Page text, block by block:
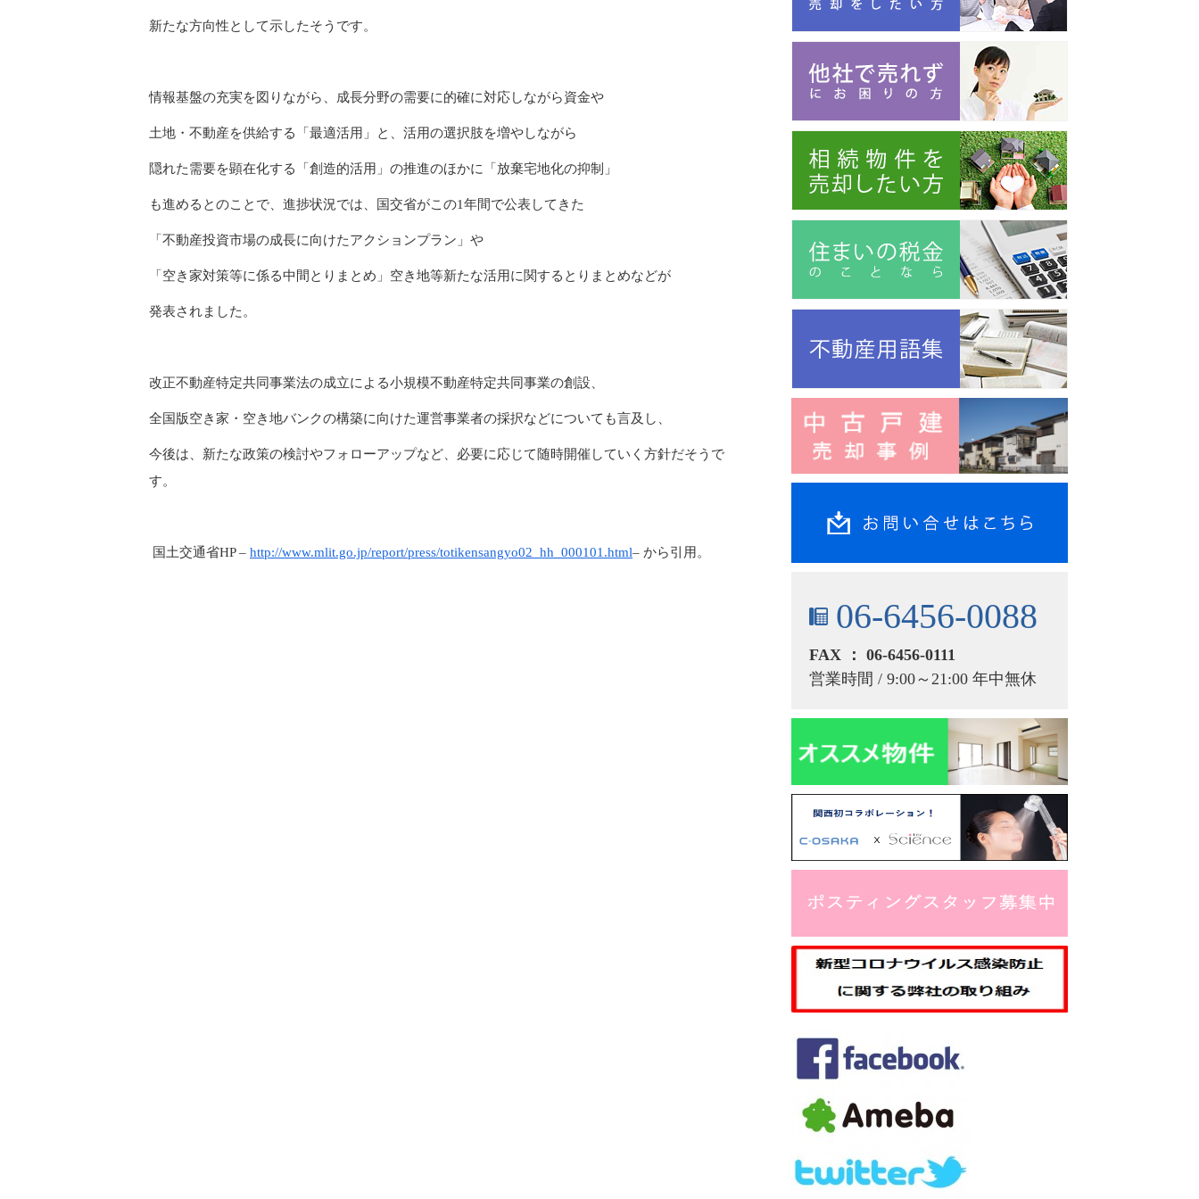
新たな方向性として示したそうです。
情報基盤の充実を図りながら、成長分野の需要に的確に対応しながら資金や
土地・不動産を供給する「最適活用」と、活用の選択肢を増やしながら
隠れた需要を顕在化する「創造的活用」の推進のほかに「放棄宅地化の抑制」
も進めるとのことで、進捗状況では、国交省がこの1年間で公表してきた
「不動産投資市場の成長に向けたアクションプラン」や
「空き家対策等に係る中間とりまとめ」空き地等新たな活用に関するとりまとめなどが
発表されました。
改正不動産特定共同事業法の成立による小規模不動産特定共同事業の創設、
全国版空き家・空き地バンクの構築に向けた運営事業者の採択などについても言及し、
今後は、新たな政策の検討やフォローアップなど、必要に応じて随時開催していく方針だそうで
す。
国土交通省HP – http://www.mlit.go.jp/report/press/totikensangyo02_hh_000101.html– から引用。
06-6456-0088
FAX ： 06-6456-0111
営業時間 / 9:00～21:00 年中無休